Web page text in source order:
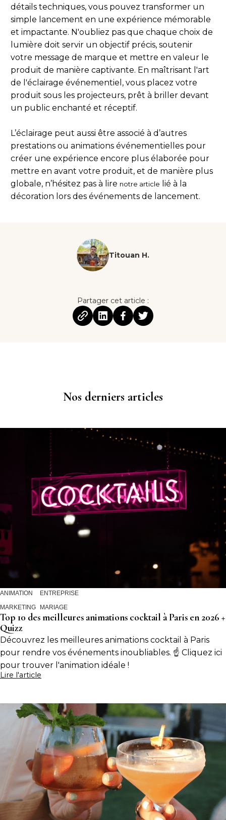
détails techniques, vous pouvez transformer un
simple lancement en une expérience mémorable
et impactante. N'oubliez pas que chaque choix de
lumière doit servir un objectif précis, soutenir
votre message de marque et mettre en valeur le
produit de manière captivante. En maîtrisant l'art
de l'éclairage événementiel, vous placez votre
produit sous les projecteurs, prêt à briller devant
un public enchanté et réceptif.
L’éclairage peut aussi être associé à d’autres
prestations ou animations événementielles pour
créer une expérience encore plus élaborée pour
mettre en avant votre produit, et de manière plus
globale, n’hésitez pas à lire notre article
lié à la
décoration lors des événements de lancement.
Titouan H.
Partager cet article :
Nos derniers articles
ANIMATION
ENTREPRISE
MARKETING
MARIAGE
Top 10 des meilleures animations cocktail à Paris en 2026 +
Quizz
Découvrez les meilleures animations cocktail à Paris
pour rendre vos événements inoubliables. ☝️ Cliquez ici
pour trouver l'animation idéale !
Lire l'article